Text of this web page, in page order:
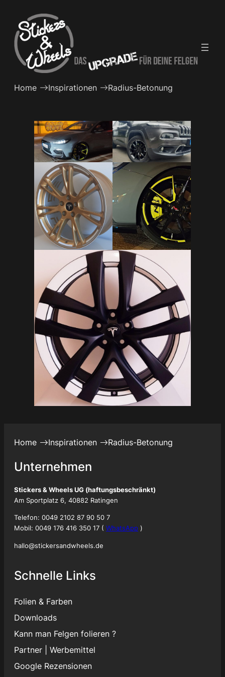
Inhalt
springen
Home Inspirationen Radius-Betonung
Home Inspirationen Radius-Betonung
Unternehmen
Stickers & Wheels UG (haftungsbeschränkt)
Am Sportplatz 6, 40882 Ratingen
Telefon: 0049 2102 87 90 50 7
Mobil: 0049 176 416 350 17 ( WhatsApp )
hallo@stickersandwheels.de
Schnelle Links
Folien & Farben
Downloads
Kann man Felgen folieren ?
Partner
Werbemittel
Google Rezensionen